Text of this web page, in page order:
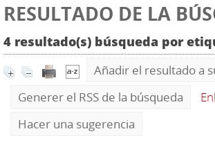
RESULTADO DE LA
4 resultado(s) búsqueda por
Añadir el resultado a
Generer el RSS de la búsqueda
Hacer una sugerencia